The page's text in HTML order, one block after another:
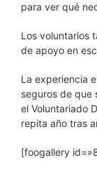
para ver qué
Los voluntarios
de apoyo en
La experiencia
seguros de que
el Voluntariado
repita año tras
[foogallery